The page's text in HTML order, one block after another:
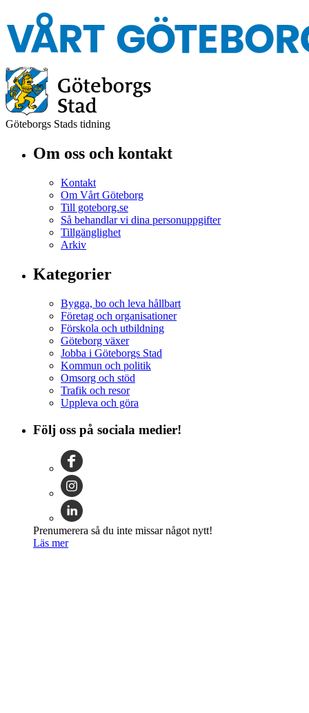
Göteborgs Stads tidning
Om oss och kontakt
Kontakt
Om Vårt Göteborg
Till goteborg.se
Så behandlar vi dina personuppgifter
Tillgänglighet
Arkiv
Kategorier
Bygga, bo och leva hållbart
Företag och organisationer
Förskola och utbildning
Göteborg växer
Jobba i Göteborgs Stad
Kommun och politik
Omsorg och stöd
Trafik och resor
Uppleva och göra
Följ oss på sociala medier!
Prenumerera så du inte missar något nytt!
Läs mer